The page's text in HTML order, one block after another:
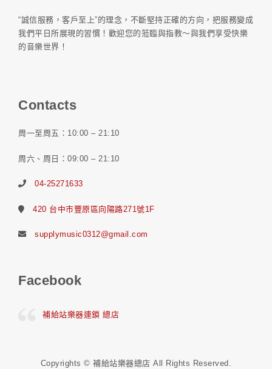
“誠信服務，客戶至上”的理念，不斷堅持正確的方向，把服務變成
我們平日所展現的習慣！歡迎您的蒞臨與指教～與我們享受快樂
的音樂世界！
Contacts
周一至周五：10:00 – 21:10
周六、周日：09:00 – 21:10
04-25271633
420 台中市豐原區向陽路271號1F
supplymusic0312@gmail.com
Facebook
補給站樂器連鎖 總店
Copyrights © 補給站樂器總店 All Rights Reserved.